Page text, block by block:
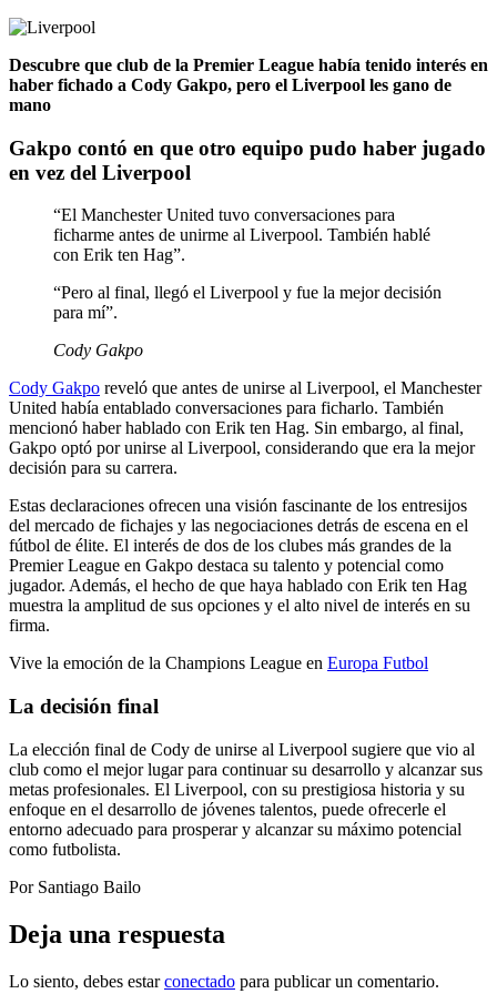
Descubre que club de la Premier League había tenido interés en
haber fichado a Cody Gakpo, pero el Liverpool les gano de
mano
Gakpo contó en que otro equipo pudo haber jugado
en vez del Liverpool
“El Manchester United tuvo conversaciones para
ficharme antes de unirme al Liverpool. También hablé
con Erik ten Hag”.
“Pero al final, llegó el Liverpool y fue la mejor decisión
para mí”.
Cody Gakpo
Cody Gakpo reveló que antes de unirse al Liverpool, el Manchester
United había entablado conversaciones para ficharlo. También
mencionó haber hablado con Erik ten Hag. Sin embargo, al final,
Gakpo optó por unirse al Liverpool, considerando que era la mejor
decisión para su carrera.
Estas declaraciones ofrecen una visión fascinante de los entresijos
del mercado de fichajes y las negociaciones detrás de escena en el
fútbol de élite. El interés de dos de los clubes más grandes de la
Premier League en Gakpo destaca su talento y potencial como
jugador. Además, el hecho de que haya hablado con Erik ten Hag
muestra la amplitud de sus opciones y el alto nivel de interés en su
firma.
Vive la emoción de la Champions League en Europa Futbol
La decisión final
La elección final de Cody de unirse al Liverpool sugiere que vio al
club como el mejor lugar para continuar su desarrollo y alcanzar sus
metas profesionales. El Liverpool, con su prestigiosa historia y su
enfoque en el desarrollo de jóvenes talentos, puede ofrecerle el
entorno adecuado para prosperar y alcanzar su máximo potencial
como futbolista.
Por Santiago Bailo
Deja una respuesta
Lo siento, debes estarconectado para publicar un comentario.